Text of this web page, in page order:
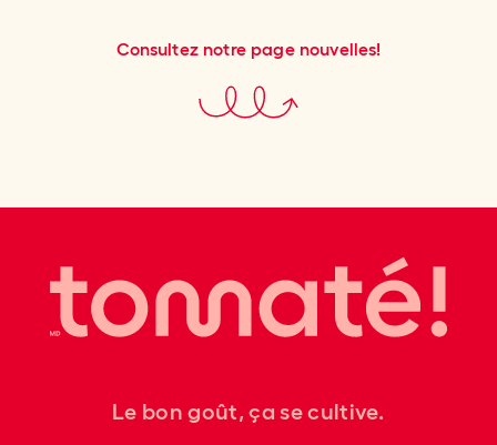
Consultez notre page nouvelles!
Le bon goût, ça se cultive.